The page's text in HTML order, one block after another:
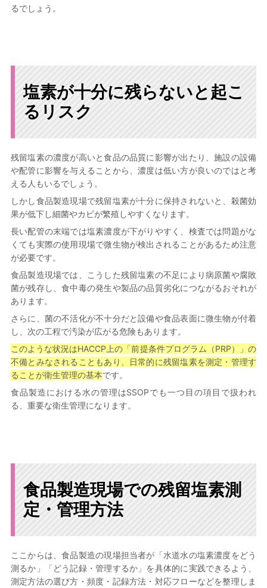
るでしょう。
塩素が十分に残らないと起こ
るリスク
残留塩素の濃度が高いと食品の品質に影響が出たり、施設の設備
や配管に影響を与えることから、濃度は低い方が良いのではと考
える人もいるでしょう。
しかし食品製造現場で残留塩素が十分に保持されないと、殺菌効
果が低下し細菌やカビが繁殖しやすくなります。
長い配管の末端では塩素濃度が下がりやすく、検査では問題がな
くても実際の使用現場で微生物が検出されることがあるため注意
が必要です。
食品製造現場では、こうした残留塩素の不足により病原菌や腐敗
菌が残存し、食中毒の発生や製品の品質劣化につながるおそれが
あります。
さらに、菌の不活化が不十分だと設備や食品表面に微生物が付着
し、次の工程で汚染が広がる危険もあります。
このような状況はHACCP上の「前提条件プログラム（PRP）」の
不備とみなされることもあり、日常的に残留塩素を測定・管理す
ることが衛生管理の基本です。
食品製造における水の管理はSSOPでも一つ目の項目で扱われ
る、重要な衛生管理になります。
食品製造現場での残留塩素測
定・管理方法
ここからは、食品製造の現場担当者が「水道水の塩素濃度をどう
測るか」「どう記録・管理するか」を具体的に実践できるよう、
測定方法の選び方・頻度・記録方法・対応フローなどを整理しま